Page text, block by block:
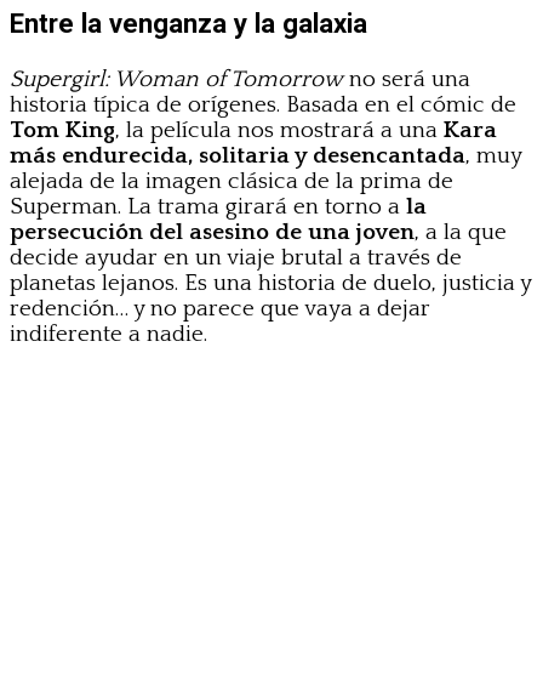
Entre la venganza y la galaxia
Supergirl: Woman of Tomorrowno será una
historia típica de orígenes. Basada en el cómic de
Tom King, la película nos mostrará a una Kara
más endurecida, solitaria y desencantada, muy
alejada de la imagen clásica de la prima de
Superman. La trama girará en torno a la
persecución del asesino de una joven, a la que
decide ayudar en un viaje brutal a través de
planetas lejanos. Es una historia de duelo, justicia y
redención… y no parece que vaya a dejar
indiferente a nadie.